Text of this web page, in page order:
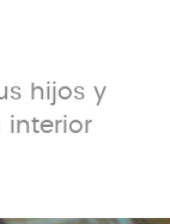
hijos y
interior